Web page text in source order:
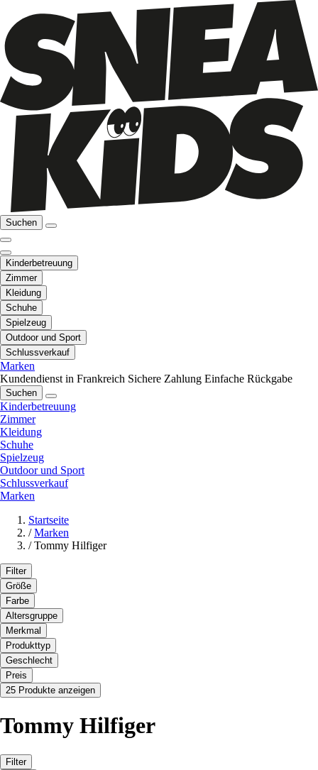
Suchen
Kinderbetreuung
Zimmer
Kleidung
Schuhe
Spielzeug
Outdoor und Sport
Schlussverkauf
Marken
Kundendienst in Frankreich Sichere Zahlung Einfache Rückgabe
Suchen
Kinderbetreuung
Zimmer
Kleidung
Schuhe
Spielzeug
Outdoor und Sport
Schlussverkauf
Marken
Startseite
/ Marken
/ Tommy Hilfiger
Filter
Größe
Farbe
Altersgruppe
Merkmal
Produkttyp
Geschlecht
Preis
25 Produkte anzeigen
Tommy Hilfiger
Filter